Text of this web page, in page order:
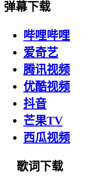
弹幕下载
哔哩哔哩
爱奇艺
腾讯视频
优酷视频
抖音
芒果TV
西瓜视频
歌词下载